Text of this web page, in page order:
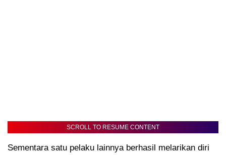
SCROLL TO RESUME CONTENT
Sementara satu pelaku lainnya berhasil melarikan diri